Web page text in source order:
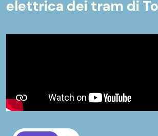
elettrica dei tram di